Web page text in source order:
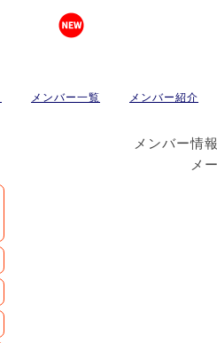
メンバー一覧 メンバー紹介
メンバー情
メ